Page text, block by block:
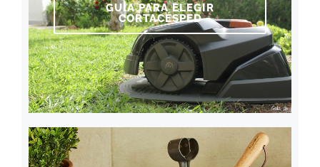
GUÍA PARA ELEGIR
CORTACÉSPED